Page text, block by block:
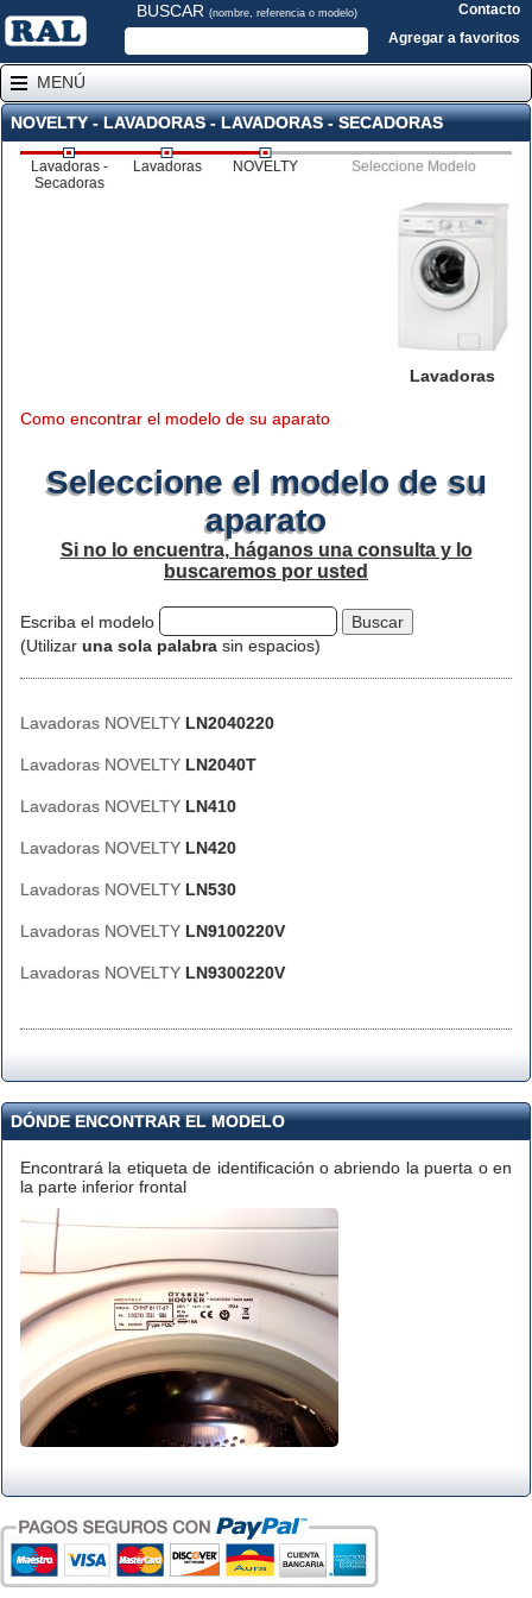
BUSCAR (nombre, referencia o modelo)
Contacto
Agregar a favoritos
MENÚ
NOVELTY - LAVADORAS - LAVADORAS - SECADORAS
Lavadoras -
Secadoras
Lavadoras NOVELTY Seleccione Modelo
Lavadoras
Como encontrar el modelo de su aparato
Seleccione el modelo de su
aparato
Si no lo encuentra, háganos una consulta y lo
buscaremos por usted
Escriba el modelo
(Utilizar una sola palabra sin espacios)
Lavadoras NOVELTY LN2040220
Lavadoras NOVELTY LN2040T
Lavadoras NOVELTY LN410
Lavadoras NOVELTY LN420
Lavadoras NOVELTY LN530
Lavadoras NOVELTY LN9100220V
Lavadoras NOVELTY LN9300220V
DÓNDE ENCONTRAR EL MODELO
Encontrará la etiqueta de identificación o abriendo la puerta o en
la parte inferior frontal